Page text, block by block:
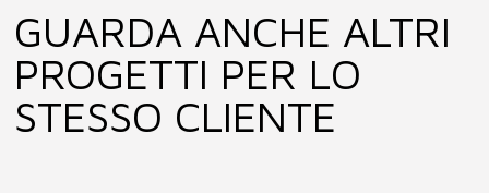
GUARDA ANCHE ALTRI
PROGETTI PER LO
STESSO CLIENTE